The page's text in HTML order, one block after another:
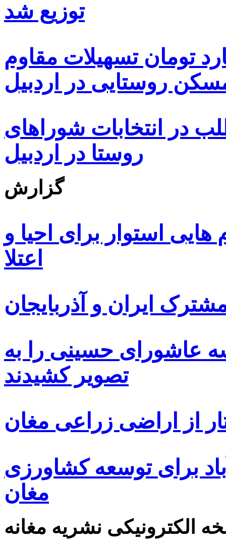
توزیع شد
هزار و ۴۸۰ میلیارد تومان تسهیلات مقاوم
روستایی در اردبیل
از ۵۰۰۰ داوطلب در انتخابات شوراهای
روستا در اردبیل
گزارش
استوار برای احیا و
اعتلا
ایران و آذربایجان
عاشورای حسینی را به
تصویر کشیدند
از اراضی زراعی مغان
برای توسعه کشاورزی
مغان
الکترونیکی نشریه مغانه